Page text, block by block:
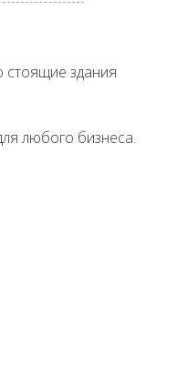
стоящие здания
любого бизнеса.